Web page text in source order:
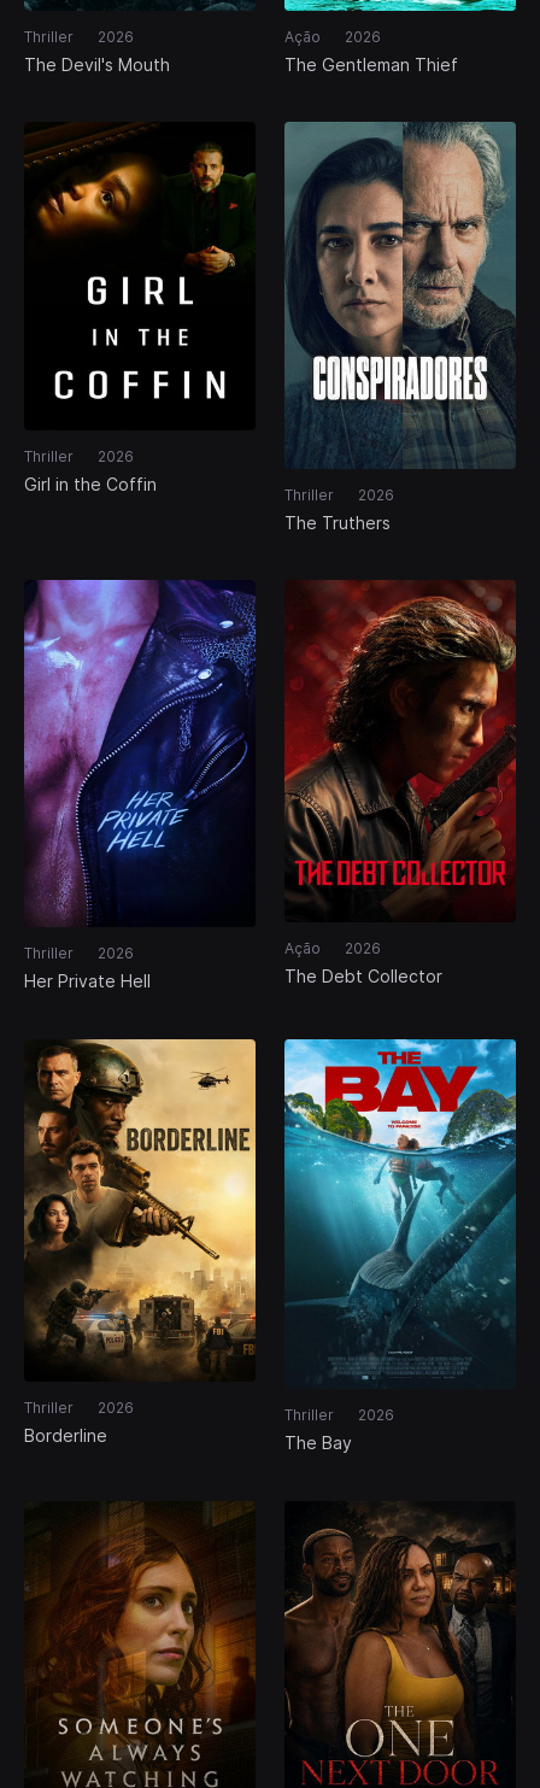
Thriller 2026
The Devil's Mouth
Ação 2026
The Gentleman Thief
Thriller 2026
Girl in the Coffin
Thriller 2026
The Truthers
Thriller 2026
Her Private Hell
Ação 2026
The Debt Collector
Thriller 2026
Borderline
Thriller 2026
The Bay